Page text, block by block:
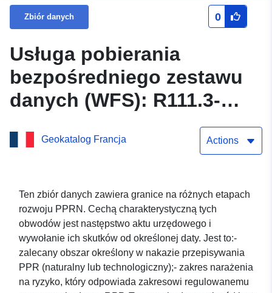
Zbiór danych 0
Usługa pobierania
bezpośredniego zestawu
danych (WFS): R111.3-
Geokatalog Francja Actions
Ten zbiór danych zawiera granice na różnych etapach
rozwoju PPRN. Cechą charakterystyczną tych
obwodów jest następstwo aktu urzędowego i
wywołanie ich skutków od określonej daty. Jest to:-
zalecany obszar określony w nakazie przepisywania
PPR (naturalny lub technologiczny);- zakres narażenia
na ryzyko, który odpowiada zakresowi regulowanemu